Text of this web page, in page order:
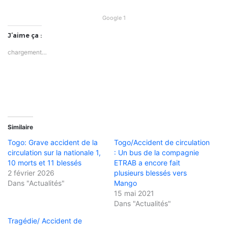
Google 1
J’aime ça :
chargement…
Similaire
Togo: Grave accident de la
circulation sur la nationale 1,
10 morts et 11 blessés
2 février 2026
Dans "Actualités"
Togo/Accident de circulation
: Un bus de la compagnie
ETRAB a encore fait
plusieurs blessés vers
Mango
15 mai 2021
Dans "Actualités"
Tragédie/ Accident de